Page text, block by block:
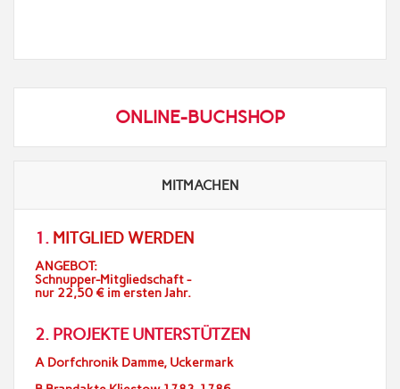
ONLINE-BUCHSHOP
MITMACHEN
1. MITGLIED WERDEN
ANGEBOT:
Schnupper-Mitgliedschaft -
nur 22,50 € im ersten Jahr.
2. PROJEKTE UNTERSTÜTZEN
A Dorfchronik Damme, Uckermark